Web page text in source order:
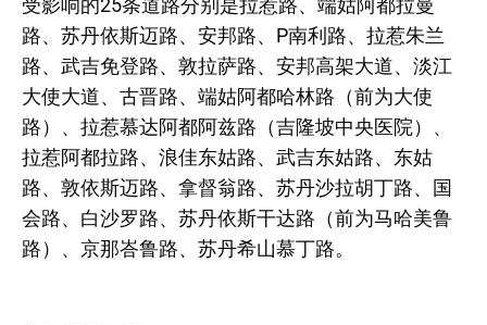
路、苏丹依斯迈路、安邦路、P南利路、拉惹朱兰
路、武吉免登路、敦拉萨路、安邦高架大道、淡江
大使大道、古晋路、端姑阿都哈林路（前为大使
路）、拉惹慕达阿都阿兹路（吉隆坡中央医院）、
拉惹阿都拉路、浪佳东姑路、武吉东姑路、东姑
路、敦依斯迈路、拿督翁路、苏丹沙拉胡丁路、国
会路、白沙罗路、苏丹依斯干达路（前为马哈美鲁
路）、京那峇鲁路、苏丹希山慕丁路。